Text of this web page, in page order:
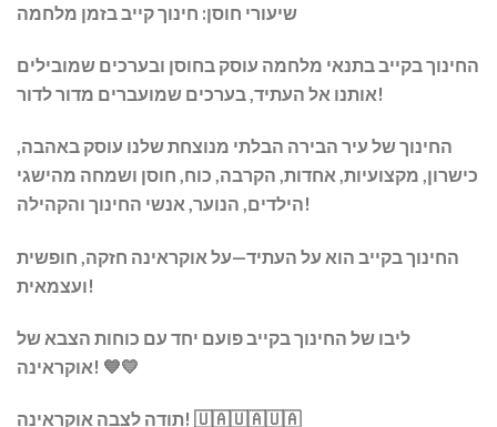
שיעורי חוסן: חינוך קייב בזמן מלחמה
החינוך בקייב בתנאי מלחמה עוסק בחוסן ובערכים שמובילים
אותנו אל העתיד, בערכים שמועברים מדור לדור!
החינוך של עיר הבירה הבלתי מנוצחת שלנו עוסק באהבה,
כישרון, מקצועיות, אחדות, הקרבה, כוח, חוסן ושמחה מהישגי
הילדים, הנוער, אנשי החינוך והקהילה!
החינוך בקייב הוא על העתיד—על אוקראינה חזקה, חופשית
ועצמאית!
ליבו של החינוך בקייב פועם יחד עם כוחות הצבא של
אוקראינה! 💙💛
תודה לצבה אוקראינה! 🇺🇦🇺🇦🇺🇦